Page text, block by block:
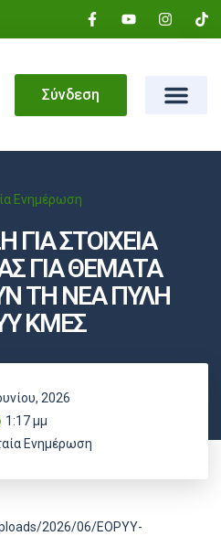
Σύνδεση
Ενημέρωση
ΣΤΟΙΧΕΙΑ
ΓΙΑ ΘΕΜΑΤΑ
ΤΗ ΝΕΑ ΠΥΛΗ
ΚΜΕΣ
2026
1:17 μμ
Ενημέρωση
2026/06/EOPYY-